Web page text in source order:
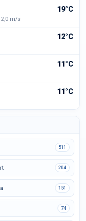
19°C
2,0 m/s
12°C
11°C
11°C
511
204
151
74